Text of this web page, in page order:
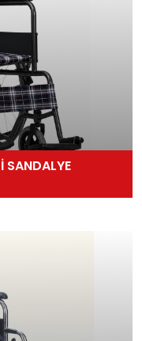
SANDALYE